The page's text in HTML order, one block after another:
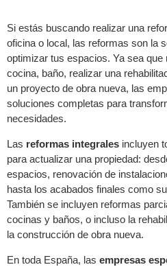
Si estás buscando realizar una
oficina o local, las reformas son la
optimizar tus espacios. Ya sea
cocina, baño, realizar una
un proyecto de obra nueva, las
soluciones completas para
necesidades.
Las reformas integrales incluyen
para actualizar una propiedad:
espacios, renovación de
hasta los acabados finales como
También se incluyen reformas
cocinas y baños, o incluso la
la construcción de obra nueva.
En toda España, las empresas